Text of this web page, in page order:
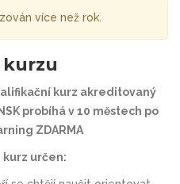
více než rok.
kurzu
kurz akreditovaný
probíhá v 10 městech po
ZDARMA
kurz určen: